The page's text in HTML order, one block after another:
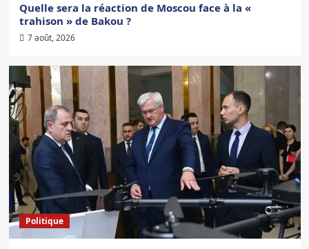
Quelle sera la réaction de Moscou face à la «
trahison » de Bakou ?
7 août, 2026
Politique